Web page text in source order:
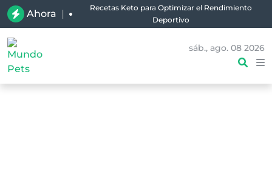
Ahora |
Recetas Keto para Optimizar el Rendimiento
Deportivo
sáb., ago. 08 2026